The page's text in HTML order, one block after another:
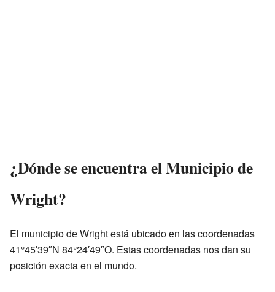
¿Dónde se encuentra el Municipio de
Wright?
El municipio de Wright está ubicado en las coordenadas
41°45′39″N 84°24′49″O. Estas coordenadas nos dan su
posición exacta en el mundo.